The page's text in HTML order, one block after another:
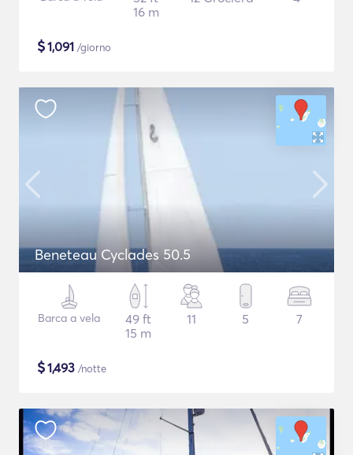
16 m
$1,091 /giorno
Beneteau Cyclades 50.5
Barca a vela
49 ft
15 m
11 5 7
$1,493 /notte